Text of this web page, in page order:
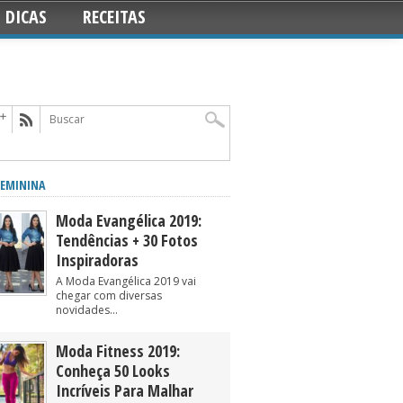
DICAS RECEITAS
Moda Evangélica 2019:
Tendências + 30 Fotos
Inspiradoras
A Moda Evangélica 2019 vai
chegar com diversas
novidades...
Moda Fitness 2019:
Conheça 50 Looks
Incríveis Para Malhar